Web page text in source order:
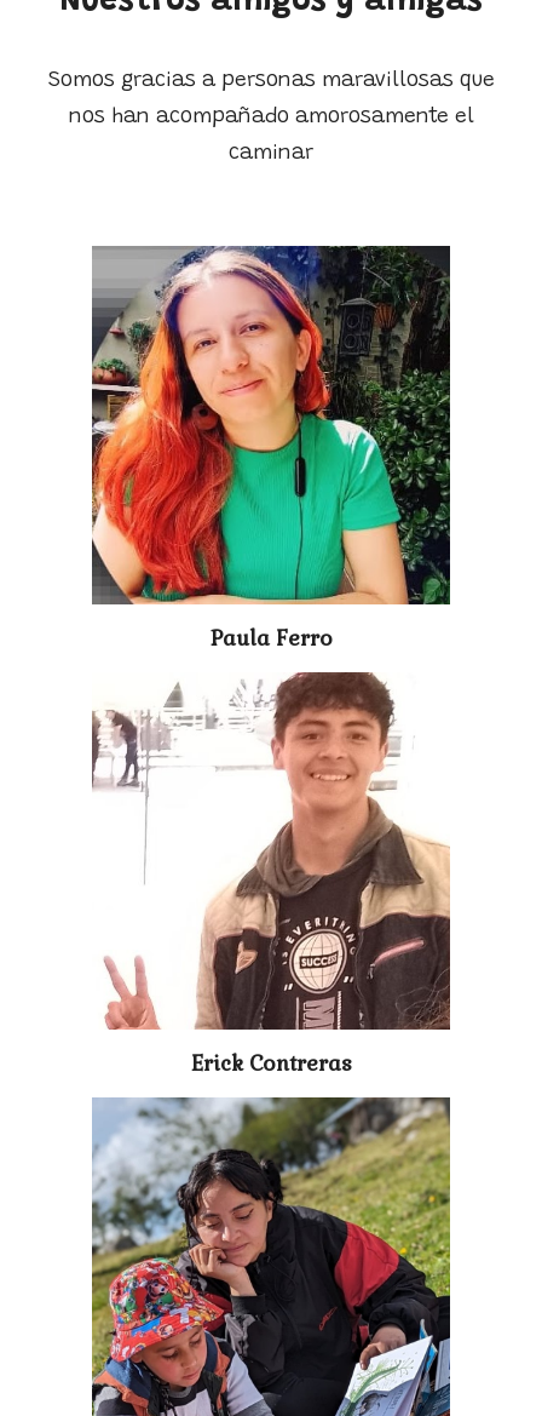
Somos gracias a personas maravillosas que
nos han acompañado amorosamente el
caminar
Paula Ferro
Erick Contreras